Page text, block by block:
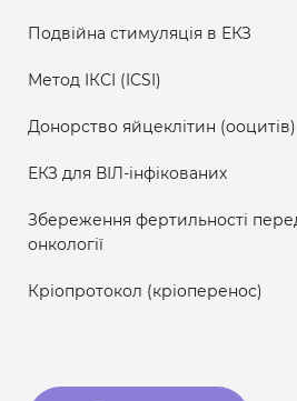
Подвійна стимуляція в ЕКЗ
Метод ІКСІ (ICSI)
Донорство яйцеклітин (ооцитів)
ЕКЗ для ВІЛ-інфікованих
Збереження фертильності
онкології
Кріопротокол (кріоперенос)